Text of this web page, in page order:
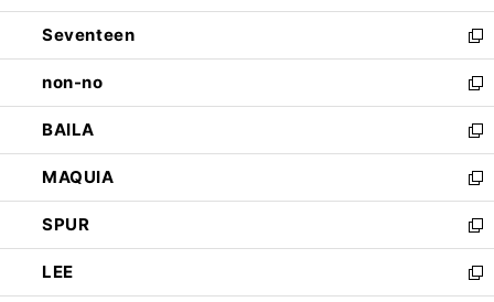
開
く
ウ
で
開
く
ン
ド
ウ
で
開
く
Seventeen
新
し
い
ウ
ィ
ン
ド
ウ
で
開
く
non-no
新
し
い
ウ
ィ
ン
ド
ウ
で
開
BAILA
新
し
い
ウ
ィ
ン
ド
ウ
MAQUIA
新
し
い
ウ
ィ
ン
SPUR
新
し
い
LEE
新